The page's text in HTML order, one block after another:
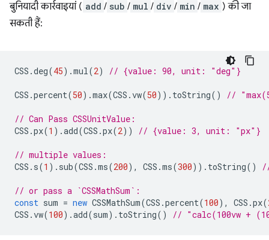
बुनियादी कार्रवाइयां ( add / sub / mul / div / min / max ) की जा
सकती हैं:
CSS .deg(45).mul(2) // {value: 90, unit: "deg"}
CSS .percent(50).max(CSS .vw(50)). toString() //
// Can Pass CSSUnitValue:
CSS .px(1 ).add(CSS .px(2)) // {value: 3, unit: "px"}
// multiple values:
CSS . s(1 ). sub(CSS .ms(200), CSS .ms(300)). toString()
// or pass a `CSSMathSum`:
const sum = new CSSMathSum(CSS .percent(100), CSS .px(
CSS .vw(100).add(sum). toString() // "calc(100vw +